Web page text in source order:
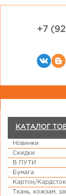
+7
КАТАЛОГ
Новинки
Скидки
В ПУТИ
Бумага
Картон/Кардсток
Ткань, кожзам,